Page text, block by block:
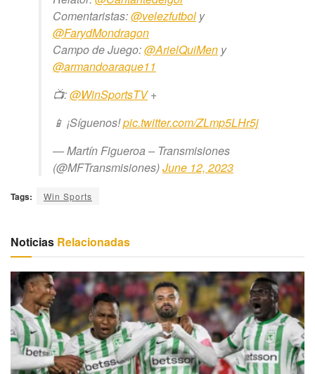
Comentaristas:@velezfutbol y
@FarydMondragon
Campo de Juego:@ArielQuiMen y
@armandoaraque11
📺:@WinSportsTV+
📱 ¡Síguenos!pic.twitter.com/ZLmp5LHr5j
— Martín Figueroa – Transmisiones
(@MFTransmisiones)June 12, 2023
Tags: Win Sports
Noticias Relacionadas